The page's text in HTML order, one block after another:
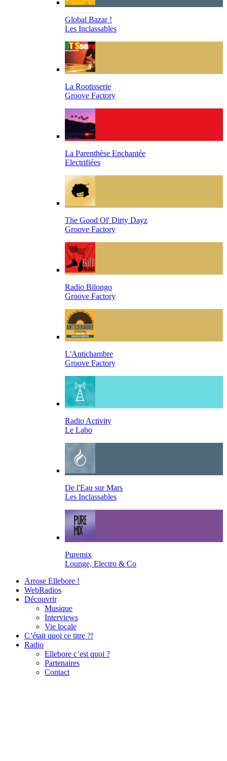
Global Bazar !
Les Inclassables
La Rootisserie
Groove Factory
La Parenthèse Enchantée
Electrifiées
The Good Ol' Dirty Dayz
Groove Factory
Radio Bilongo
Groove Factory
L'Antichambre
Groove Factory
Radio Activity
Le Labo
De l'Eau sur Mars
Les Inclassables
Puremix
Lounge, Electro & Co
Arrose Ellebore !
WebRadios
Découvrir
Musique
Interviews
Vie locale
C’était quoi ce titre ?!
Radio
Ellebore c’est quoi ?
Partenaires
Contact